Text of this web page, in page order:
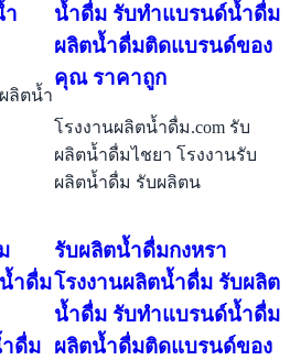
ำ
ลิตน้ำ
น้ำดื่ม รับทำแบรนด์น้ำดื่ม
ผลิตน้ำดื่มติดแบรนด์ของ
คุณ ราคาถูก
โรงงานผลิตน้ำดื่ม.com รับ
ผลิตน้ำดื่มไชยา โรงงานรับ
ผลิตน้ำดื่ม รับผลิตน
ำดื่ม
ดื่ม
รับผลิตน้ำดื่มกงหรา
โรงงานผลิตน้ำดื่ม รับผลิต
น้ำดื่ม รับทำแบรนด์น้ำดื่ม
ผลิตน้ำดื่มติดแบรนด์ของ